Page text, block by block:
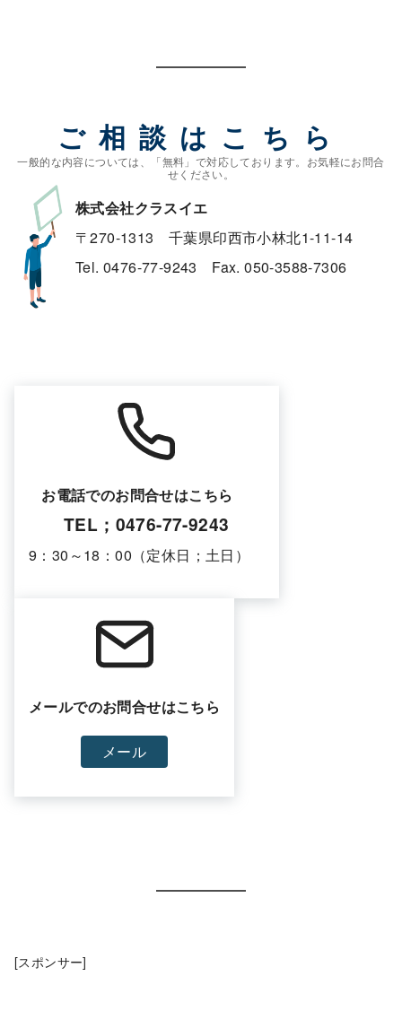
ご相談はこちら
株式会社クラスイエ
〒270-1313 千葉県印西市小林北1-11-14
Tel. 0476-77-9243 Fax. 050-3588-7306
お電話でのお問合せはこちら
TEL；0476-77-9243
9：30～18：00（定休日；土日）
メールでのお問合せはこちら
メール
[スポンサー]